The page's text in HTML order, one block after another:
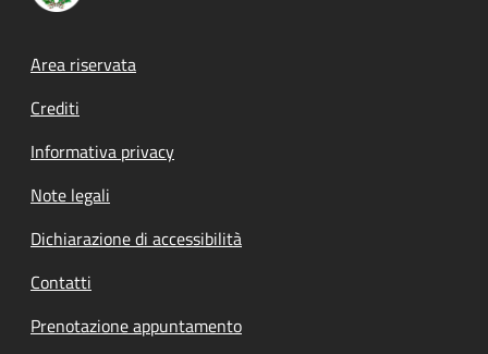
Footer menu
Area riservata
Crediti
Informativa privacy
Note legali
Dichiarazione di accessibilità
Contatti
Prenotazione appuntamento